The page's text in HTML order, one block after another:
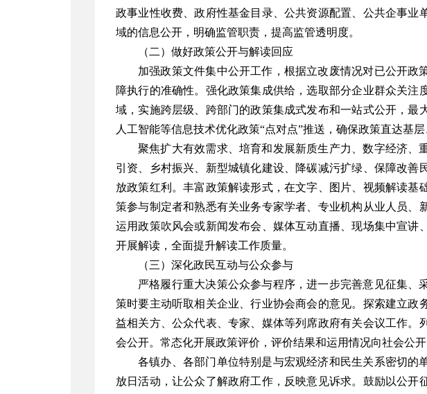
政事业性收费、政府性基金目录、公共资源配置、公共企事业
域的信息公开，明确监管职责，提高监管透明度。
（二）做好政策公开与解读回应
加强政策文件集中公开工作，根据立改废情况对已公开政
障执行的准确性。强化政策集成供给，选取部分企业群众关注
域，实施跨层级、跨部门的政策集成式发布和一站式公开，最
人工智能等信息技术优化政策“点对点”推送，确保政策直达基层
聚焦扩大有效需求、培育和发展新质生产力、数字经济、
引资、乡村振兴、新型城镇化建设、降碳减污扩绿、保障改善
放政策红利。丰富政策解读形式，在文字、图片、视频解读基
策参与制定者和熟悉有关业务专家学者、专业机构从业人员、
运用政策吹风会或新闻发布会、媒体互动直播、现场集中宣讲
开展解读，全面提升解读工作质量。
（三）深化政民互动与公众参与
严格履行重大决策公众参与程序，进一步完善意见征集、
策时要主动听取相关企业、行业协会商会的意见。探索建立政
益相关方、公众代表、专家、媒体等列席政府有关会议工作。
会公开。常态化开展政策评价，评价结果和运用情况向社会公开
各镇办、各部门单位特别是与宏观经济和民生关系密切的
放日活动，让公众了解政府工作，反映意见诉求。鼓励以公开